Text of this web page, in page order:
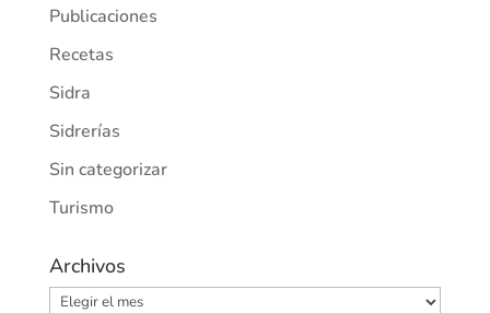
Publicaciones
Recetas
Sidra
Sidrerías
Sin categorizar
Turismo
Archivos
Archivos